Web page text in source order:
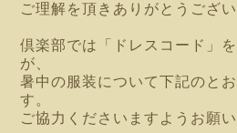
ご理解を頂きありがとうござい
倶楽部では「ドレスコード」
が、
暑中の服装について下記のと
す。
ご協力くださいますようお願い